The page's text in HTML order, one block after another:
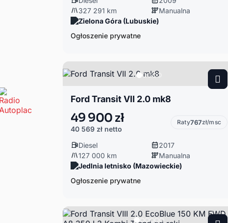
327 291 km
Manualna
Zielona Góra (Lubuskie)
Ogłoszenie prywatne
Ford Transit VII 2.0 mk8
49 900 zł
40 569 zł netto
Raty767zł/msc
Diesel
2017
127 000 km
Manualna
Jedlnia letnisko (Mazowieckie)
Ogłoszenie prywatne